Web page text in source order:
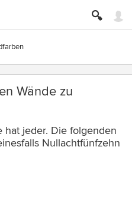
Wände zu
hat jeder. Die folgenden
Nullachtfünfzehn